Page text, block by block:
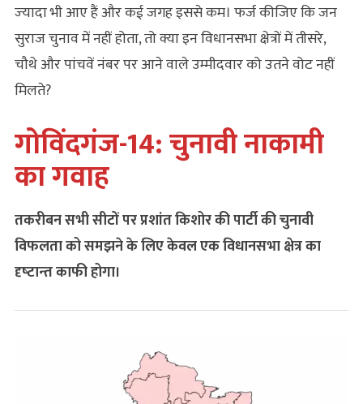
ज्‍यादा भी आए हैं और कई जगह इससे कम। फर्ज कीजिए कि जन
सुराज चुनाव में नहीं होता, तो क्या इन विधानसभा क्षेत्रों में तीसरे,
चौथे और पांचवें नंबर पर आने वाले उम्मीदवार को उतने वोट नहीं
मिलते?
गोविंदगंज-14: चुनावी नाकामी
का गवाह
तकरीबन सभी सीटों पर प्रशांत किशोर की पार्टी की चुनावी
विफलता को समझने के लिए केवल एक विधानसभा क्षेत्र का
दृष्‍टान्‍त काफी होगा।